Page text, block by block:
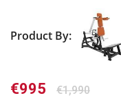
Product By:
€1,990El
€995
El